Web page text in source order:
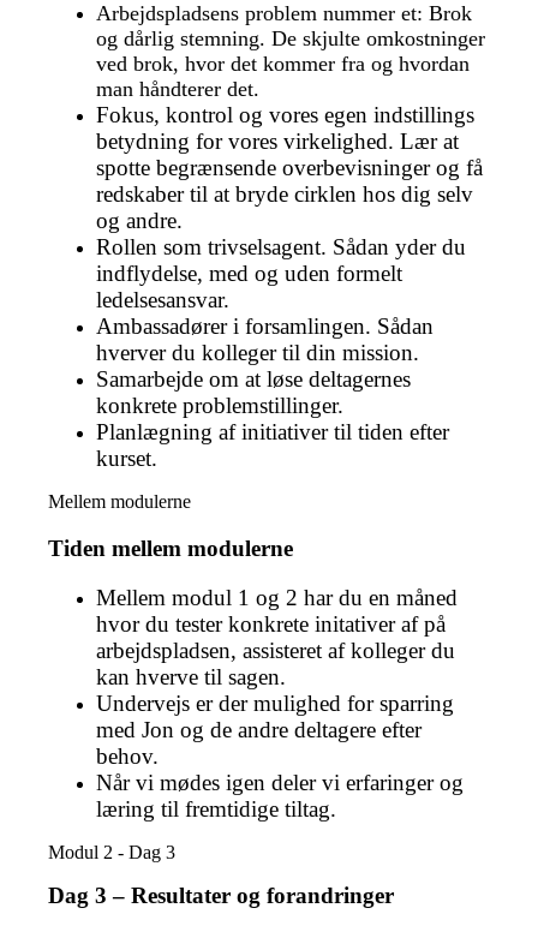
Arbejdspladsens problem nummer et: Brok
og dårlig stemning. De skjulte omkostninger
ved brok, hvor det kommer fra og hvordan
man håndterer det.
Fokus, kontrol og vores egen indstillings
betydning for vores virkelighed. Lær at
spotte begrænsende overbevisninger og få
redskaber til at bryde cirklen hos dig selv
og andre.
Rollen som trivselsagent. Sådan yder du
indflydelse, med og uden formelt
ledelsesansvar.
Ambassadører i forsamlingen. Sådan
hverver du kolleger til din mission.
Samarbejde om at løse deltagernes
konkrete problemstillinger.
Planlægning af initiativer til tiden efter
kurset.
Mellem modulerne
Tiden mellem modulerne
Mellem modul 1 og 2 har du en måned
hvor du tester konkrete initativer af på
arbejdspladsen, assisteret af kolleger du
kan hverve til sagen.
Undervejs er der mulighed for sparring
med Jon og de andre deltagere efter
behov.
Når vi mødes igen deler vi erfaringer og
læring til fremtidige tiltag.
Modul 2 - Dag 3
Dag 3 – Resultater og forandringer